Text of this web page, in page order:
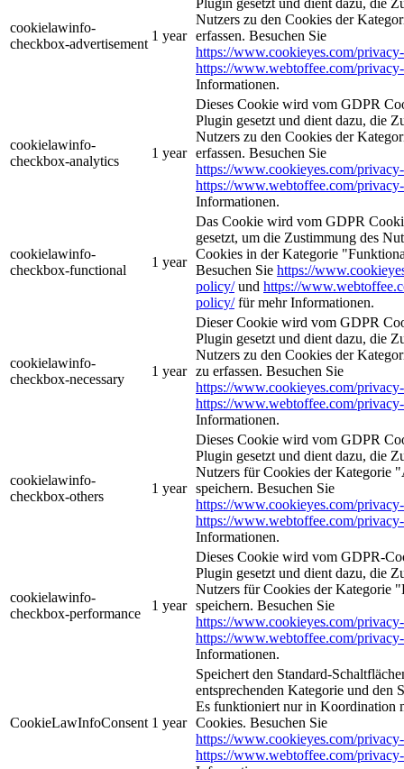
cookielawinfo-
checkbox-advertisement
1 year
Plugin gesetzt und dient dazu, die
Nutzers zu den Cookies der
erfassen. Besuchen Sie
https://www.cookieyes.com/
https://www.webtoffee.com/
Informationen.
cookielawinfo-
checkbox-analytics
1 year
Dieses Cookie wird vom GDPR
Plugin gesetzt und dient dazu, die
Nutzers zu den Cookies der
erfassen. Besuchen Sie
https://www.cookieyes.com/
https://www.webtoffee.com/
Informationen.
cookielawinfo-
checkbox-functional
1 year
Das Cookie wird vom GDPR
gesetzt, um die Zustimmung des
Cookies in der Kategorie
Besuchen Sie https://
policy/und https://
policy/für mehr Informationen.
cookielawinfo-
checkbox-necessary
1 year
Dieser Cookie wird vom GDPR
Plugin gesetzt und dient dazu, die
Nutzers zu den Cookies der
zu erfassen. Besuchen Sie
https://www.cookieyes.com/
https://www.webtoffee.com/
Informationen.
cookielawinfo-
checkbox-others
1 year
Dieses Cookie wird vom GDPR
Plugin gesetzt und dient dazu, die
Nutzers für Cookies der Kategorie
speichern. Besuchen Sie
https://www.cookieyes.com/
https://www.webtoffee.com/
Informationen.
cookielawinfo-
checkbox-performance
1 year
Dieses Cookie wird vom GDPR-
Plugin gesetzt und dient dazu, die
Nutzers für Cookies der Kategorie
speichern. Besuchen Sie
https://www.cookieyes.com/
https://www.webtoffee.com/
Informationen.
CookieLawInfoConsent 1 year
Speichert den Standard-
entsprechenden Kategorie und den
Es funktioniert nur in Koordination
Cookies. Besuchen Sie
https://www.cookieyes.com/
https://www.webtoffee.com/